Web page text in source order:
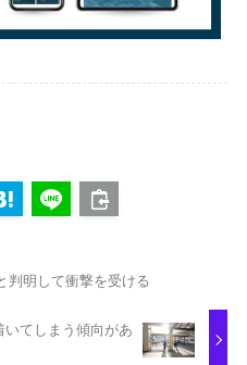
判明して衝撃を受ける
てしまう傾向があ